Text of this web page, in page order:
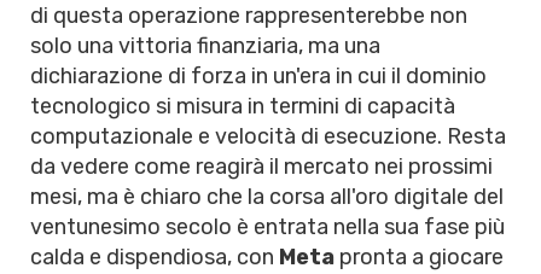
di questa operazione rappresenterebbe non
solo una vittoria finanziaria, ma una
dichiarazione di forza in un'era in cui il dominio
tecnologico si misura in termini di capacità
computazionale e velocità di esecuzione. Resta
da vedere come reagirà il mercato nei prossimi
mesi, ma è chiaro che la corsa all'oro digitale del
ventunesimo secolo è entrata nella sua fase più
calda e dispendiosa, con Meta pronta a giocare